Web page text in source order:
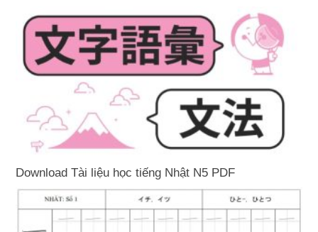
Download Tài liệu học tiếng Nhật N5 PDF